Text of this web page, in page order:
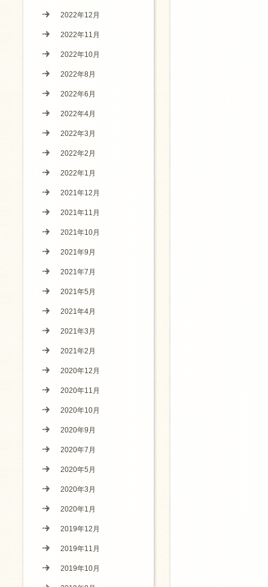
2022年12月
2022年11月
2022年10月
2022年8月
2022年6月
2022年4月
2022年3月
2022年2月
2022年1月
2021年12月
2021年11月
2021年10月
2021年9月
2021年7月
2021年5月
2021年4月
2021年3月
2021年2月
2020年12月
2020年11月
2020年10月
2020年9月
2020年7月
2020年5月
2020年3月
2020年1月
2019年12月
2019年11月
2019年10月